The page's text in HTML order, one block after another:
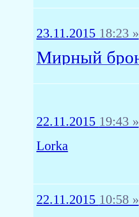
23.11.2015 18:23 »
22.11.2015 19:43 »
Lorka
22.11.2015 10:58 »